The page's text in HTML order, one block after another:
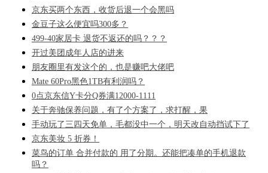
京东买两个东西，收货后退一个会黑吗
金豆子这么便宜吗300多？
499-40家居卡 退货不返还的吗？？？
开过美团成年人店的进来
朋友圈里有发这个的，也是赚吧大佬吧
Mate 60Pro黑色1TB有利润吗？
0点京东信Y卡分Q券满12000-1111
关于奔驰保养问题，有了个方案了，求打醒，果
手动玩了三四天免单，毛都没中一个，明天改自动挡试下了
京东美妆 5 折券！
菜鸟的订单 合并付款的 用了分期。还能把凑单的手机退款
吗？